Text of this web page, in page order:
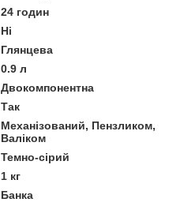
24 годин
Ні
Глянцева
0.9 л
Двокомпонентна
Так
Механізований, Пензликом,
Валіком
Темно-сірий
1 кг
Банка